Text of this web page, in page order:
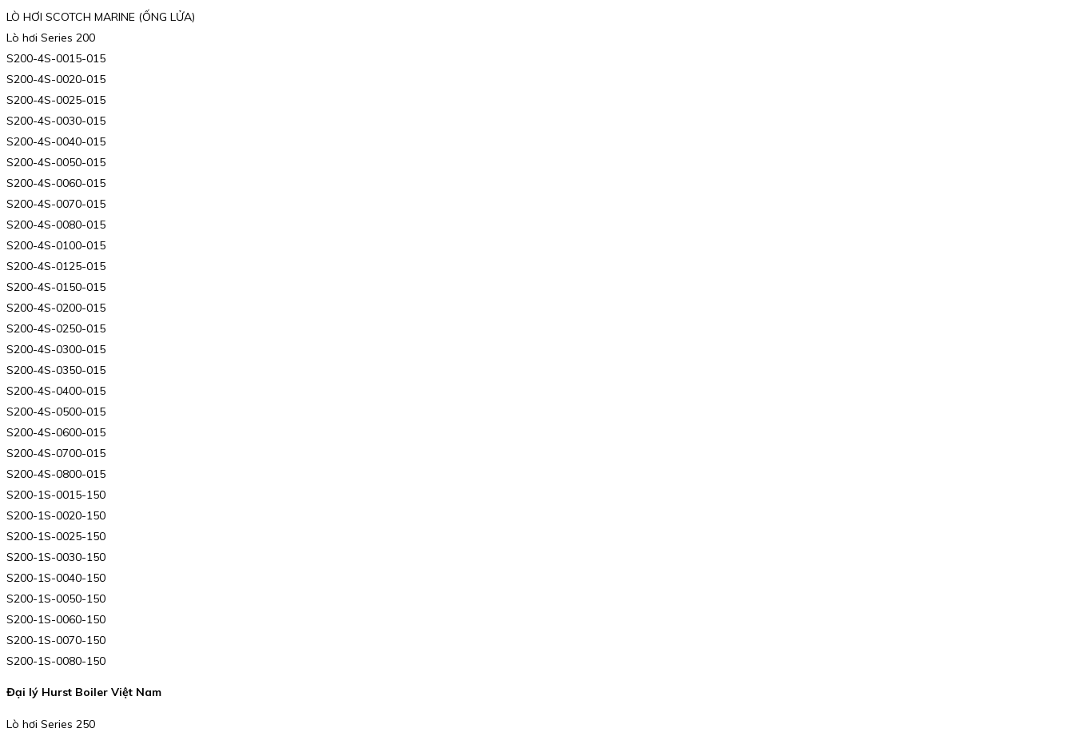
LÒ HƠI SCOTCH MARINE (ỐNG LỬA)
Lò hơi Series 200
S200-4S-0015-015
S200-4S-0020-015
S200-4S-0025-015
S200-4S-0030-015
S200-4S-0040-015
S200-4S-0050-015
S200-4S-0060-015
S200-4S-0070-015
S200-4S-0080-015
S200-4S-0100-015
S200-4S-0125-015
S200-4S-0150-015
S200-4S-0200-015
S200-4S-0250-015
S200-4S-0300-015
S200-4S-0350-015
S200-4S-0400-015
S200-4S-0500-015
S200-4S-0600-015
S200-4S-0700-015
S200-4S-0800-015
S200-1S-0015-150
S200-1S-0020-150
S200-1S-0025-150
S200-1S-0030-150
S200-1S-0040-150
S200-1S-0050-150
S200-1S-0060-150
S200-1S-0070-150
S200-1S-0080-150
Đại lý Hurst Boiler Việt Nam
Lò hơi Series 250